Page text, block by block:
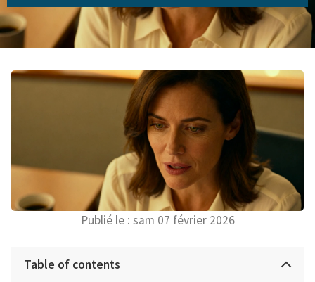
Publié le : sam 07 février 2026
Table of contents